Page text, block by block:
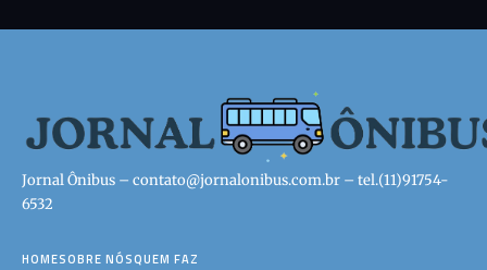
Jornal Ônibus – contato@jornalonibus.com.br – tel.(11)91754-
6532
HOMESOBRE NÓSQUEM FAZ